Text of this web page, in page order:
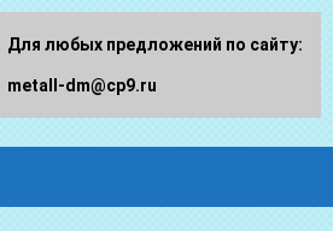
dm.ru
Для любых предложений по сайту:
metall-dm@cp9.ru